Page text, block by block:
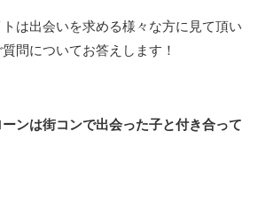
は出会いを求める様々な方に見て頂い
問についてお答えします！
ンは街コンで出会った子と付き合って